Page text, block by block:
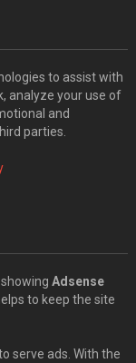
to assist with
analyze your use of
and
parties.
Adsense
to keep the site
serve ads. With the